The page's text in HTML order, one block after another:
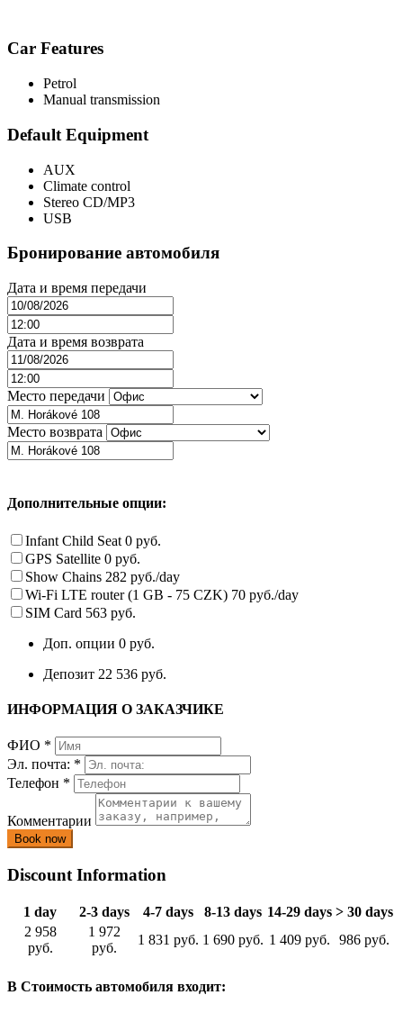
Car Features
Petrol
Мanual transmission
Default Equipment
AUX
Climate control
Stereo CD/MP3
USB
Бронирование автомобиля
Дата и время передачи
Дата и время возврата
Место передачи
Место возврата
Дополнительные опции:
Infant Child Seat 0 руб.
GPS Satellite 0 руб.
Show Chains 282 руб./day
Wi-Fi LTE router (1 GB - 75 CZK) 70 руб./day
SIM Card 563 руб.
Доп. опции 0 руб.
Депозит 22 536 руб.
ИНФОРМАЦИЯ О ЗАКАЗЧИКЕ
ФИО *
Эл. почта: *
Телефон *
Комментарии
Discount Information
1 day 2-3 days 4-7 days 8-13 days 14-29 days > 30 days
2 958
руб.
1 972
руб.
1 831 руб. 1 690 руб. 1 409 руб. 986 руб.
В Стоимость автомобиля входит: